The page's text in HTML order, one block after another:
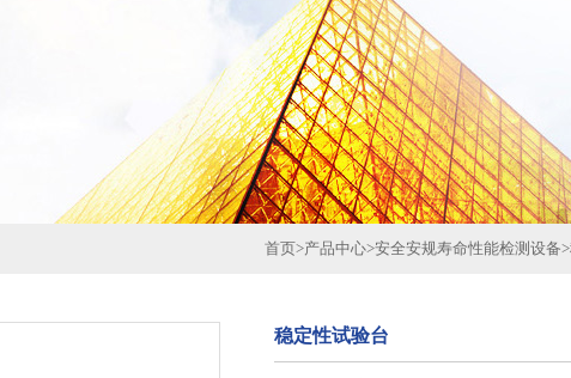
首页>产品中心>安全安规寿命性能检测设备>
稳定性试验台